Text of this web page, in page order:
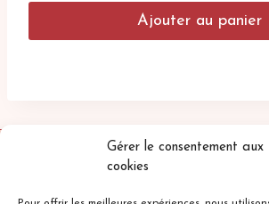
Gérer le consentement aux
cookies
Ajouter au panier